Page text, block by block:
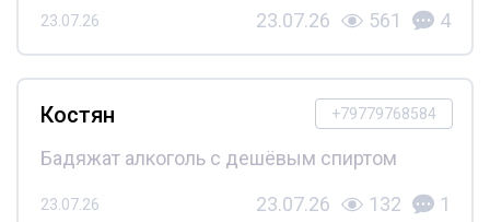
23.07.26 23.07.26 561 4
+79779768584
Костян
Бадяжат алкоголь с дешёвым спиртом
23.07.26 23.07.26 132 1